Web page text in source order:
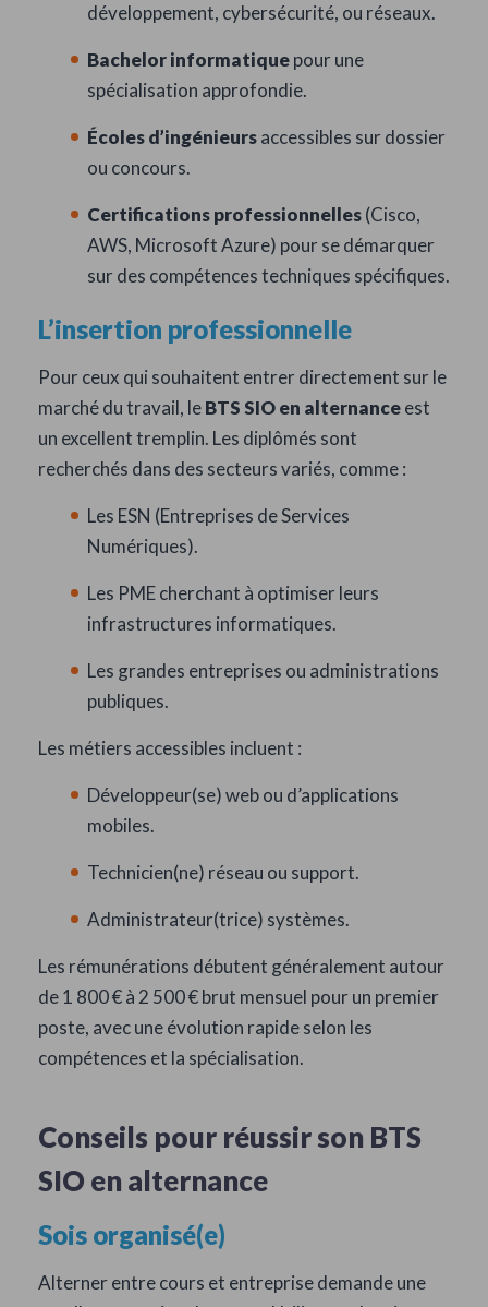
développement, cybersécurité, ou réseaux.
Bachelor informatiquepour une
spécialisation approfondie.
Écoles d’ingénieursaccessibles sur dossier
ou concours.
Certifications professionnelles(Cisco,
AWS, Microsoft Azure) pour se démarquer
sur des compétences techniques spécifiques.
L’insertion professionnelle
Pour ceux qui souhaitent entrer directement sur le
marché du travail, leBTS SIO en alternanceest
un excellent tremplin. Les diplômés sont
recherchés dans des secteurs variés, comme :
Les ESN (Entreprises de Services
Numériques).
Les PME cherchant à optimiser leurs
infrastructures informatiques.
Les grandes entreprises ou administrations
publiques.
Les métiers accessibles incluent :
Développeur(se) web ou d’applications
mobiles.
Technicien(ne) réseau ou support.
Administrateur(trice) systèmes.
Les rémunérations débutent généralement autour
de 1 800 € à 2 500 € brut mensuel pour un premier
poste, avec une évolution rapide selon les
compétences et la spécialisation.
Conseils pour réussir son BTS
SIO en alternance
Sois organisé(e)
Alterner entre cours et entreprise demande une